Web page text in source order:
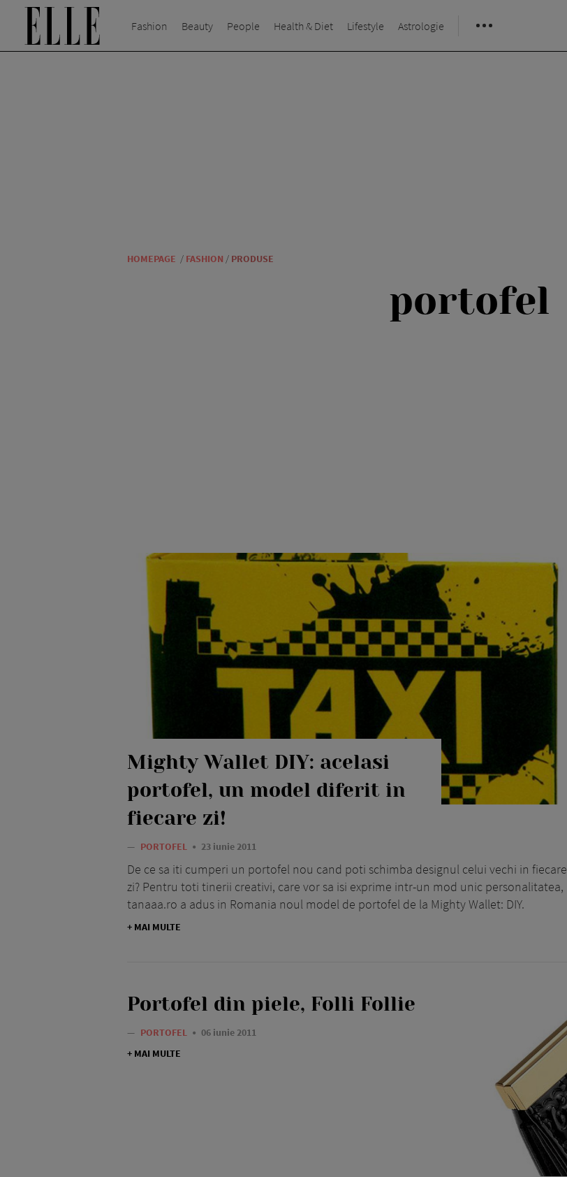
Fashion Beauty People Health & Diet Lifestyle Astrologie
HOMEPAGE / FASHION / PRODUSE
portofel
Mighty Wallet DIY: acelasi
portofel, un model diferit in
fiecare zi!
— PORTOFEL 23 iunie 2011
De ce sa iti cumperi un portofel nou cand poti schimba designul celui vechi in fiecare
zi? Pentru toti tinerii creativi, care vor sa isi exprime intr-un mod unic personalitatea,
tanaaa.ro a adus in Romania noul model de portofel de la Mighty Wallet: DIY.
+ MAI MULTE
Portofel din piele, Folli Follie
— PORTOFEL
06 iunie 2011
+ MAI MULTE